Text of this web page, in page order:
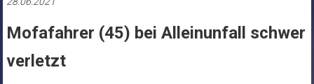
Mofafahrer (45) bei Alleinunfall schwer
verletzt